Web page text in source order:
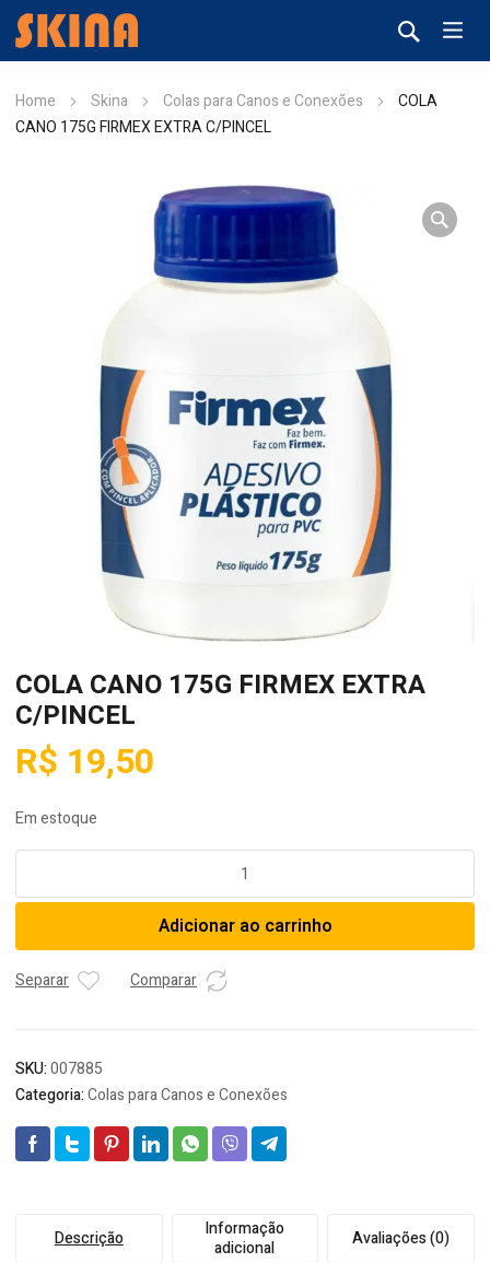
Home Skina Colas para Canos e Conexões
COLA
CANO 175G FIRMEX EXTRA C/PINCEL
COLA CANO 175G FIRMEX EXTRA
C/PINCEL
R$ 19,50
Em estoque
175G
EXTRA
C/PINCEL
Adicionar ao carrinho
Separar Comparar
SKU:007885
Categoria:Colas para Canos e Conexões
Descrição
Informação
adicional
Avaliações (0)